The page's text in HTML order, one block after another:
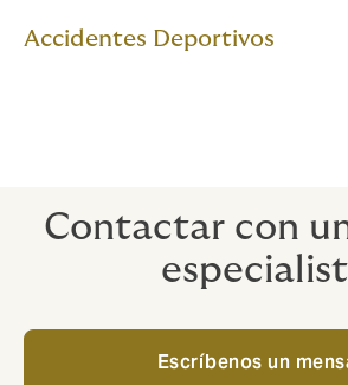
Accidentes Deportivos
Contactar con
Escríbenos un